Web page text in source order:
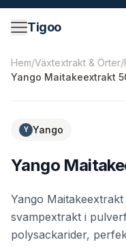
Hoppa till innehåll
Tigoo
©2026Nutri Nordic
Hem/Växtextrakt & Örter/
Yango Maitakeextrakt
Y Yango
Yango
Yango
svampextrakt i
polysackarider,